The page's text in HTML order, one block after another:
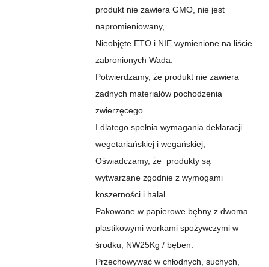
produkt nie zawiera GMO, nie jest
napromieniowany,
Nieobjęte ETO i NIE wymienione na liście
zabronionych Wada.
Potwierdzamy, że produkt nie zawiera
żadnych materiałów pochodzenia
zwierzęcego.
I dlatego spełnia wymagania deklaracji
wegetariańskiej i wegańskiej,
Oświadczamy, że produkty są
wytwarzane zgodnie z wymogami
koszerności i halal.
Pakowane w papierowe bębny z dwoma
plastikowymi workami spożywczymi w
środku, NW25Kg / bęben.
Przechowywać w chłodnych, suchych,